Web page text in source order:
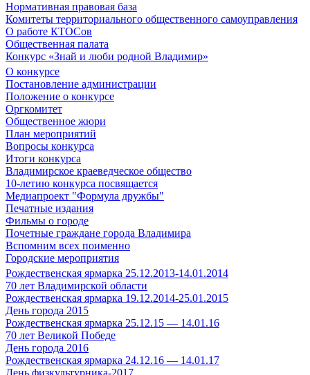
Нормативная правовая база
Комитеты территориального общественного самоуправления
О работе КТОСов
Общественная палата
Конкурс «Знай и люби родной Владимир»
О конкурсе
Постановление администрации
Положение о конкурсе
Оргкомитет
Общественное жюри
План мероприятий
Вопросы конкурса
Итоги конкурса
Владимирское краеведческое общество
10-летию конкурса посвящается
Медиапроект "Формула дружбы"
Печатные издания
Фильмы о городе
Почетные граждане города Владимира
Вспомним всех поименно
Городские мероприятия
Рождественская ярмарка 25.12.2013-14.01.2014
70 лет Владимирской области
Рождественская ярмарка 19.12.2014-25.01.2015
День города 2015
Рождественская ярмарка 25.12.15 — 14.01.16
70 лет Великой Победе
День города 2016
Рождественская ярмарка 24.12.16 — 14.01.17
День физкультурника-2017